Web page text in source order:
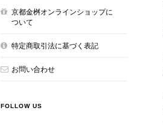
京都金桝オンラインショップに
ついて
特定商取引法に基づく表記
お問い合わせ
FOLLOW US